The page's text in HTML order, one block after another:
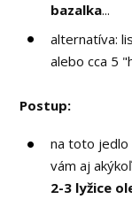
bazalka...
alternatíva:
alebo cca 5
Postup:
na toto jedlo
vám aj
2-3 lyžice